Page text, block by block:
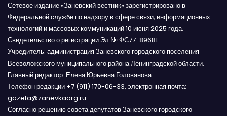
Сетевое издание «Заневский вестник» зарегистрировано в
Федеральной службе по надзору в сфере связи, информационных
технологий и массовых коммуникаций 10 июня 2025 года.
Свидетельство о регистрации Эл № ФС77-89681.
Учредитель: администрация Заневского городского поселения
Всеволожского муниципального района Ленинградской области.
Главный редактор: Елена Юрьевна Голованова.
Телефон редакции +7 (911) 170-06-33, электронная почта:
gazeta@zanevkaorg.ru
Согласно решению совета депутатов Заневского городского